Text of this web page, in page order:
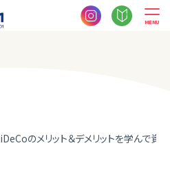
MENU
iDeCoのメリット＆デメリットを学んで資